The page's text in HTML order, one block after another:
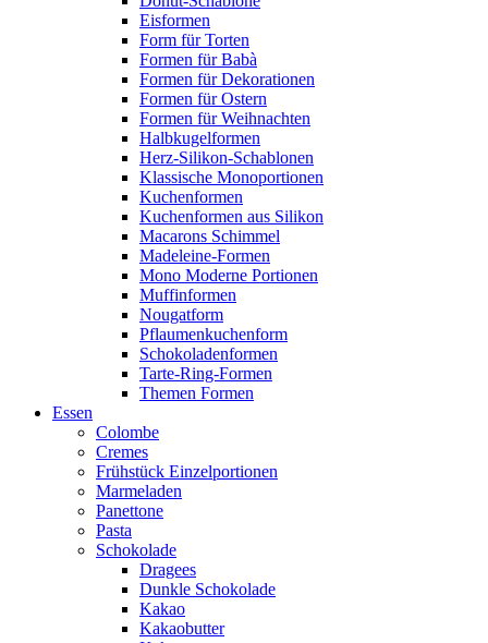
Eisformen
Form für Torten
Formen für Babà
Formen für Dekorationen
Formen für Ostern
Formen für Weihnachten
Halbkugelformen
Herz-Silikon-Schablonen
Klassische Monoportionen
Kuchenformen
Kuchenformen aus Silikon
Macarons Schimmel
Madeleine-Formen
Mono Moderne Portionen
Muffinformen
Nougatform
Pflaumenkuchenform
Schokoladenformen
Tarte-Ring-Formen
Themen Formen
Essen
Colombe
Cremes
Frühstück Einzelportionen
Marmeladen
Panettone
Pasta
Schokolade
Dragees
Dunkle Schokolade
Kakao
Kakaobutter